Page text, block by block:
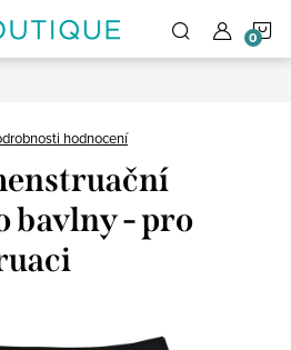
hodnocení
bavlny - pro